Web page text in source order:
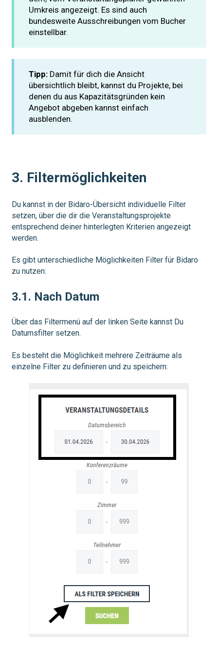
Umkreis angezeigt. Es sind auch
bundesweite Ausschreibungen vom Bucher
einstellbar.
Tipp: Damit für dich die Ansicht
übersichtlich bleibt, kannst du Projekte, bei
denen du aus Kapazitätsgründen kein
Angebot abgeben kannst einfach
ausblenden.
3. Filtermöglichkeiten
Du kannst in der Bidaro-Übersicht individuelle Filter
setzen, über die dir die Veranstaltungsprojekte
entsprechend deiner hinterlegten Kriterien angezeigt
werden.
Es gibt unterschiedliche Möglichkeiten Filter für Bidaro
zu nutzen:
3.1. Nach Datum
Über das Filtermenü auf der linken Seite kannst Du
Datumsfilter setzen.
Es besteht die Möglichkeit mehrere Zeiträume als
einzelne Filter zu definieren und zu speichern: